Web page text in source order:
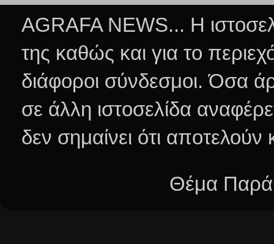
AGRAFA NEWS... Η
της καθώς και για το
διάφοροι σύνδεσμοι.Όσα
σε άλλη ιστοσελίδα
δεν σημαίνει ότι
Θέμα